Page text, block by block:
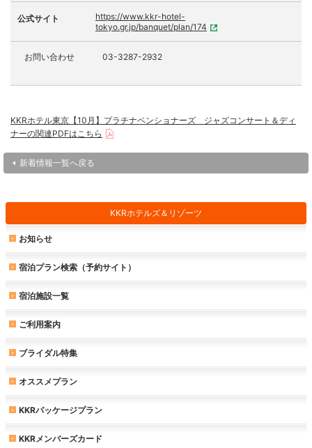
KKRホテルズ＆リゾーツ
お知らせ
宿泊プラン検索（予約サイト）
宿泊施設一覧
ご利用案内
ブライダル特集
オススメプラン
KKRパッケージプラン
KKRメンバーズカード
公式サイト
https://www.kkr-hotel-
tokyo.gr.jp/banquet/plan/174
お問い合わせ 03-3287-2932
KKRホテル東京【10月】プラチナペンショナーズ ジャズコンサート＆ディ
ナーの関連PDFはこちら
新着情報一覧へ戻る